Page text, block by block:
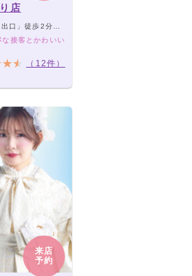
店
下車「北口」徒歩5分。
接客とかわいい
（12件）
来店
予約